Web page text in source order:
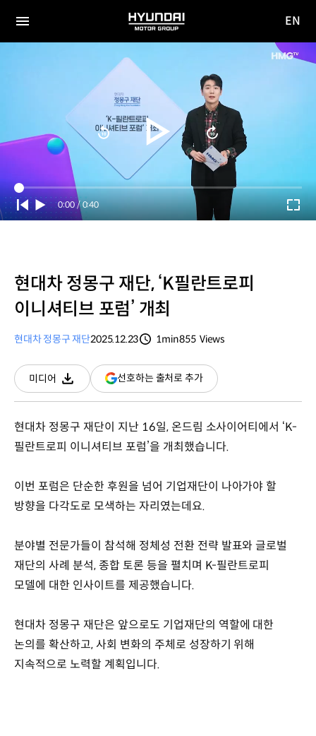
전체
HYUNDAI
MOTOR
GROUP
사이
EN
Current
Time
0:00 / Duration
0:40
현대차 정몽구 재단, ‘K필란트로피
이니셔티브 포럼’ 개최
현대차 정몽구 재단2025.12.23
1min855 Views
미디어
다운로드
선호하는 출처로 추가(새
창
현대차 정몽구 재단이 지난 16일, 온드림 소사이어티에서 ‘K-
필란트로피 이니셔티브 포럼’을 개최했습니다.
이번 포럼은 단순한 후원을 넘어 기업재단이 나아가야 할
방향을 다각도로 모색하는 자리였는데요.
분야별 전문가들이 참석해 정체성 전환 전략 발표와 글로벌
재단의 사례 분석, 종합 토론 등을 펼치며 K-필란트로피
모델에 대한 인사이트를 제공했습니다.
현대차 정몽구 재단은 앞으로도 기업재단의 역할에 대한
논의를 확산하고, 사회 변화의 주체로 성장하기 위해
지속적으로 노력할 계획입니다.